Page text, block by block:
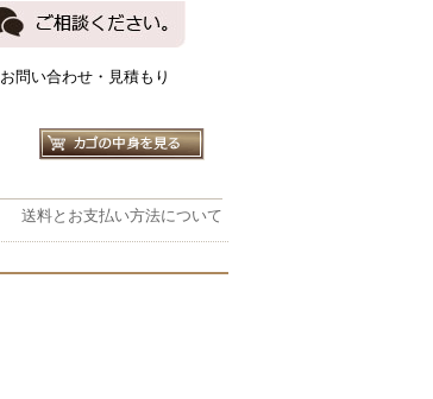
お問い合わせ・見積もり
送料とお支払い方法について